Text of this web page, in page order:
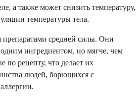
а также может снизить температуру,
температуры тела.
препаратами средней силы. Они
ингредиентом, но мягче, чем
по рецепту, что делает их
людей, борющихся с